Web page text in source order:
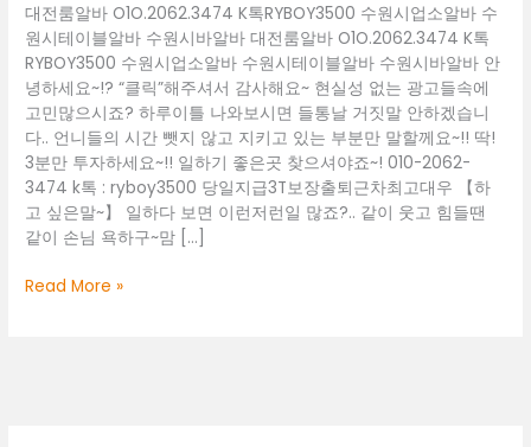
대전룸알바 O1O.2062.3474 K톡RYBOY3500 수원시업소알바 수
원시테이블알바 수원시바알바 대전룸알바 O1O.2062.3474 K톡
RYBOY3500 수원시업소알바 수원시테이블알바 수원시바알바 안
녕하세요~!? “클릭”해주셔서 감사해요~ 현실성 없는 광고들속에
고민많으시죠? 하루이틀 나와보시면 들통날 거짓말 안하겠습니
다.. 언니들의 시간 뺏지 않고 지키고 있는 부분만 말할께요~!! 딱!
3분만 투자하세요~!! 일하기 좋은곳 찾으셔야죠~! 010-2062-
3474 k톡 : ryboy3500 당일지급3T보장출퇴근차최고대우 【하
고 싶은말~】 일하다 보면 이런저런일 많죠?.. 같이 웃고 힘들땐
같이 손님 욕하구~맘 […]
대
Read More »